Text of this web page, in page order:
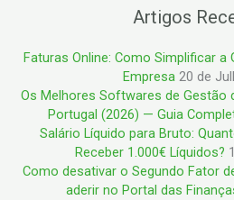
Artigos
Faturas Online: Como Simplificar a
Empresa 20 de
Os Melhores Softwares de Gestão
Portugal (2026) — Guia
Salário Líquido para Bruto:
Receber 1.000€ Líquidos?
Como desativar o Segundo Fator
aderir no Portal das